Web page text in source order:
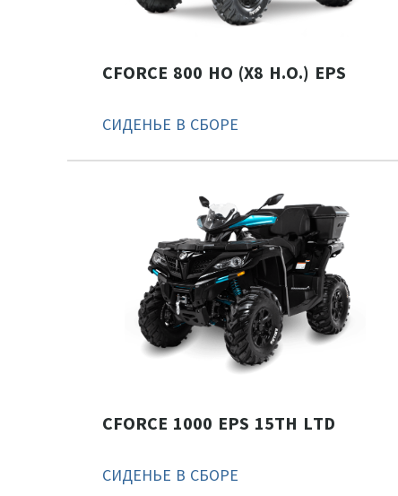
CFORCE 800 HO (X8 H.O.) EPS
СИДЕНЬЕ В СБОРЕ
CFORCE 1000 EPS 15TH LTD
СИДЕНЬЕ В СБОРЕ